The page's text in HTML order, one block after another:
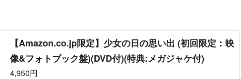
【Amazon.co.jp限定】少女の日の思い出 (初回限定：映
像&フォトブック盤)(DVD付)(特典:メガジャケ付)
4,950円